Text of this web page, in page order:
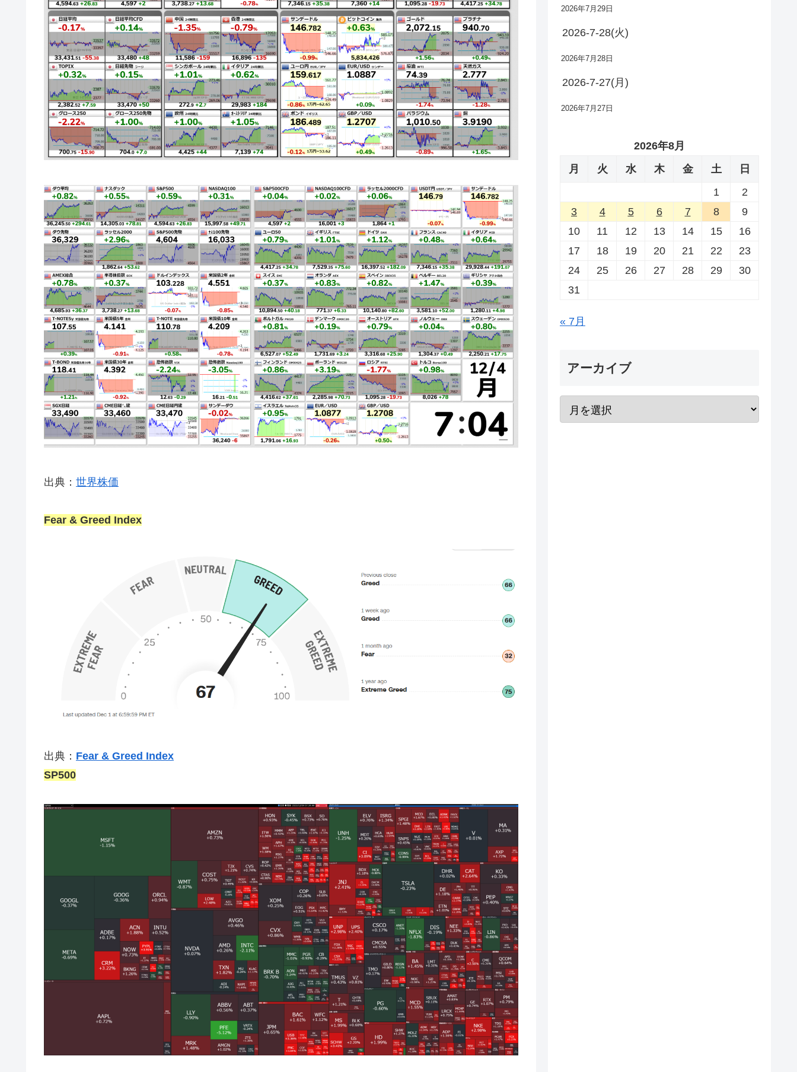
出典： 世界株価
Fear & Greed Index
出典： Fear & Greed Index
SP500
2026年7月29日
2026-7-28(火)
2026年7月28日
2026-7-27(月)
2026年7月27日
2026年8月
月
火 水 木 金 土
日
1
2
3
4 5 6 7 8
9
10
11 12 13 14 15
16
17
18 19 20 21 22
23
24
25 26 27 28 29
30
31
« 7月
アーカイブ